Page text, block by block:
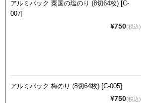
アルミパック 粟国の塩のり (8切64枚) [C-
007]
¥750(税込)
アルミパック 梅のり (8切64枚) [C-005]
¥750(税込)